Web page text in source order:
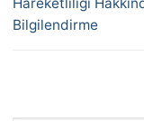
Hareketliliği
Bilgilendirme